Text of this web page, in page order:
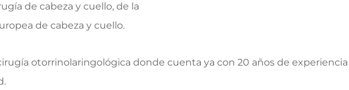
de cabeza y cuello, de la
de cabeza y cuello.
otorrinolaringológica donde cuenta ya con 20 años de